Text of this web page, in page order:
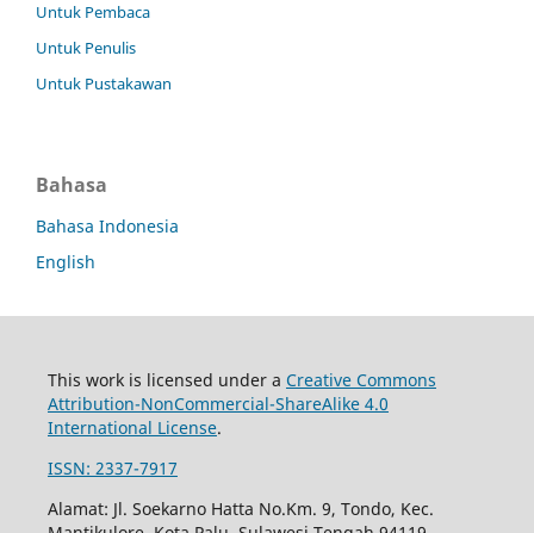
Untuk Pembaca
Untuk Penulis
Untuk Pustakawan
Bahasa
Bahasa Indonesia
English
This work is licensed under a Creative Commons
Attribution-NonCommercial-ShareAlike 4.0
International License.
ISSN: 2337-7917
Alamat: Jl. Soekarno Hatta No.Km. 9, Tondo, Kec.